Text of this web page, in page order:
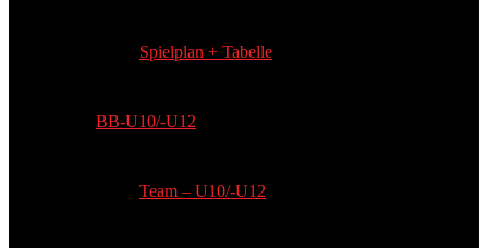
Spielplan + Tabelle
BB-U10/-U12
Team – U10/-U12